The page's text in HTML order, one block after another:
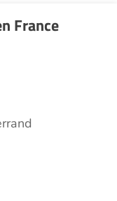
Toulouse
(31000)
France